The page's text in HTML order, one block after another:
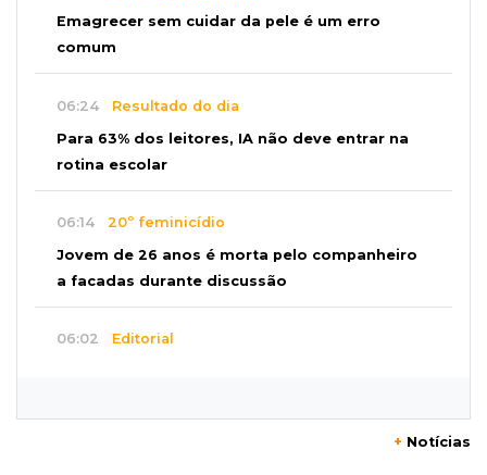
Emagrecer sem cuidar da pele é um erro
comum
06:24 Resultado do dia
Para 63% dos leitores, IA não deve entrar na
rotina escolar
06:14 20º feminicídio
Jovem de 26 anos é morta pelo companheiro
a facadas durante discussão
06:02 Editorial
+ Notícias